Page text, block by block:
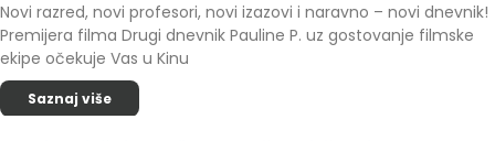
Novi razred, novi profesori, novi izazovi i naravno – novi dnevnik!
Premijera filma Drugi dnevnik Pauline P. uz gostovanje filmske
ekipe očekuje Vas u Kinu
Saznaj više